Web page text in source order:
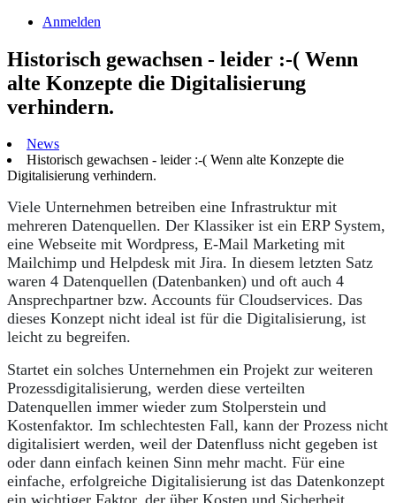
Anmelden
Historisch gewachsen - leider :-( Wenn
alte Konzepte die Digitalisierung
verhindern.
News
Historisch gewachsen - leider :-( Wenn alte Konzepte die
Digitalisierung verhindern.
Viele Unternehmen betreiben eine Infrastruktur mit
mehreren Datenquellen. Der Klassiker ist ein ERP System,
eine Webseite mit Wordpress, E-Mail Marketing mit
Mailchimp und Helpdesk mit Jira. In diesem letzten Satz
waren 4 Datenquellen (Datenbanken) und oft auch 4
Ansprechpartner bzw. Accounts für Cloudservices. Das
dieses Konzept nicht ideal ist für die Digitalisierung, ist
leicht zu begreifen.
Startet ein solches Unternehmen ein Projekt zur weiteren
Prozessdigitalisierung, werden diese verteilten
Datenquellen immer wieder zum Stolperstein und
Kostenfaktor. Im schlechtesten Fall, kann der Prozess nicht
digitalisiert werden, weil der Datenfluss nicht gegeben ist
oder dann einfach keinen Sinn mehr macht. Für eine
einfache, erfolgreiche Digitalisierung ist das Datenkonzept